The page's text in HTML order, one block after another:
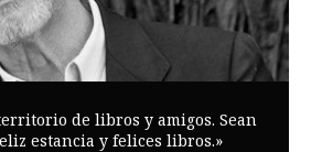
de libros y amigos. Sean
estancia y felices libros.»